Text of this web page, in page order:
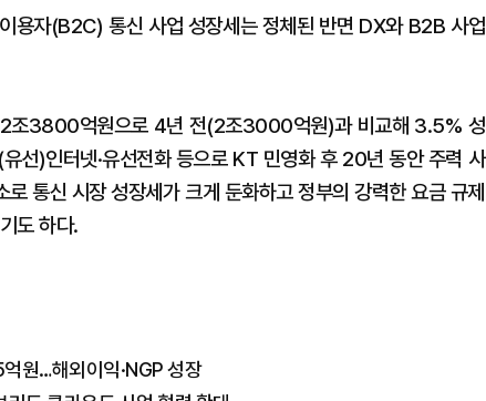
용자(B2C) 통신 사업 성장세는 정체된 반면 DX와 B2B 사업
2조3800억원으로 4년 전(2조3000억원)과 비교해 3.5% 성
선)인터넷·유선전화 등으로 KT 민영화 후 20년 동안 주력 사
통신 시장 성장세가 크게 둔화하고 정부의 강력한 요금 규제
도 하다.
원…해외이익·NGP 성장